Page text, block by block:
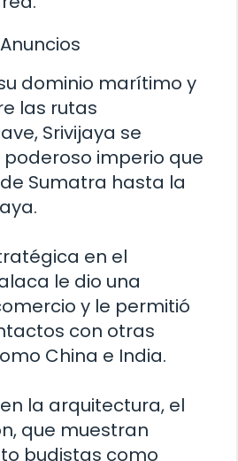
Anuncios
dominio marítimo y
las rutas
Srivijaya se
poderoso imperio que
Sumatra hasta la
en el
le dio una
y le permitió
con otras
China e India.
la arquitectura, el
que muestran
budistas como